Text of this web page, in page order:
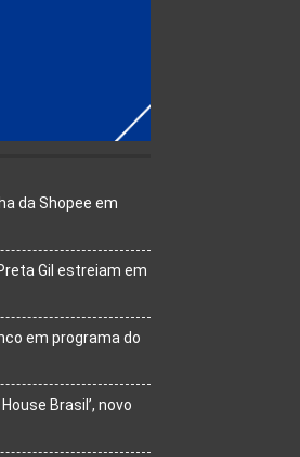
da Shopee em
Gil estreiam em
em programa do
Brasil’, novo